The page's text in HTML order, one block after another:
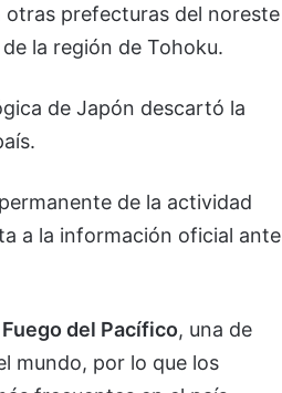
otras prefecturas del noreste
la región de Tohoku.
de Japón descartó la
de la actividad
a la información oficial ante
del Pacífico, una de
mundo, por lo que los